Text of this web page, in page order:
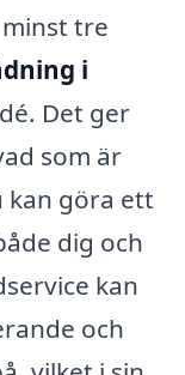
tre
i
Det ger
som är
kan göra ett
dig och
kan
och